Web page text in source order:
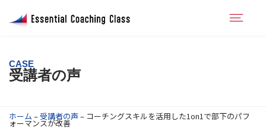
CASE
受講者の声
ホーム – 受講者の声 – コーチングスキルを活用した1on1で部下のパフ
ォーマンスが改善